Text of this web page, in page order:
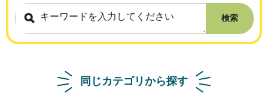
検索
同じカテゴリから探す